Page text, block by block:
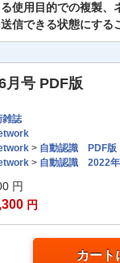
使用目的での複製、
信できる状態にする
月号 PDF版
雑誌
> 自動認識 PDF版
> 自動認識 2022年
円
円
カート